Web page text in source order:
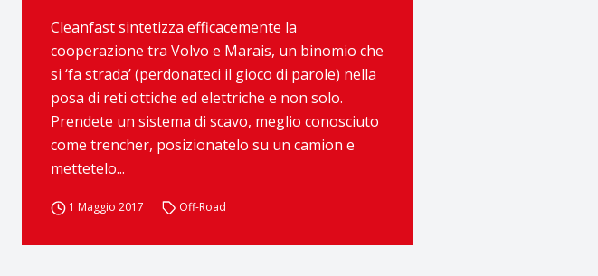
Cleanfast sintetizza efficacemente la
cooperazione tra Volvo e Marais, un binomio che
si ‘fa strada’ (perdonateci il gioco di parole) nella
posa di reti ottiche ed elettriche e non solo.
Prendete un sistema di scavo, meglio conosciuto
come trencher, posizionatelo su un camion e
mettetelo...
1 Maggio 2017 Off-Road